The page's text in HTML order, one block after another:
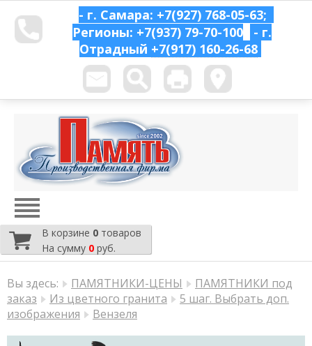
- г. Самара: +7(927) 768-05-63;
Регионы: +7(937) 79-70-100
- г.
Отрадный +7(917) 160-26-68
В корзине 0 товаров
На сумму 0 руб.
Вы здесь: ПАМЯТНИКИ-ЦЕНЫ
ПАМЯТНИКИ под
заказ
Из цветного гранита
5 шаг. Выбрать доп.
изображения
Вензеля